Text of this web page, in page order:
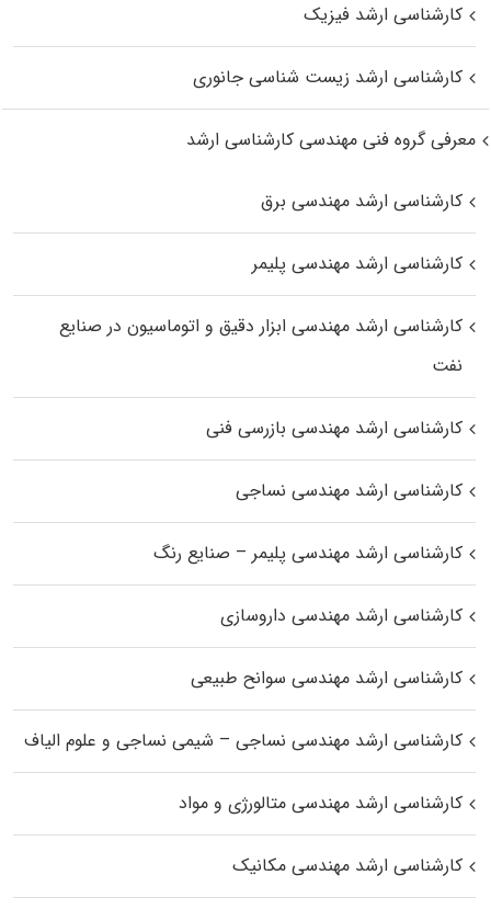
کارشناسی ارشد فیزیک
کارشناسی ارشد زیست‌ شناسی جانوری
معرفی گروه فنی مهندسی کارشناسی ارشد
کارشناسی ارشد مهندسی برق
کارشناسی ارشد مهندسی پلیمر
کارشناسی ارشد مهندسی ابزار دقیق و اتوماسیون در صنایع
نفت
کارشناسی ارشد مهندسی بازرسی فنی
کارشناسی ارشد مهندسی نساجی
کارشناسی ارشد مهندسی پلیمر – صنایع رنگ
کارشناسی ارشد مهندسی داروسازی
کارشناسی ارشد مهندسی سوانح طبیعی
کارشناسی ارشد مهندسی نساجی – شیمی نساجی و علوم الیاف
کارشناسی ارشد مهندسی متالورژی و مواد
کارشناسی ارشد مهندسی مکانیک